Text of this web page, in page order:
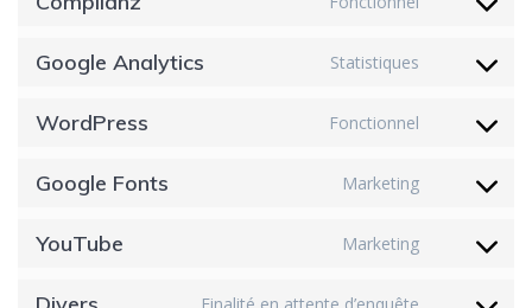
Google Analytics Statistiques
WordPress Fonctionnel
Google Fonts Marketing
YouTube Marketing